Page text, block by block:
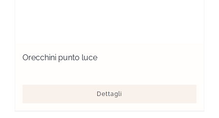
Orecchini punto luce
Dettagli